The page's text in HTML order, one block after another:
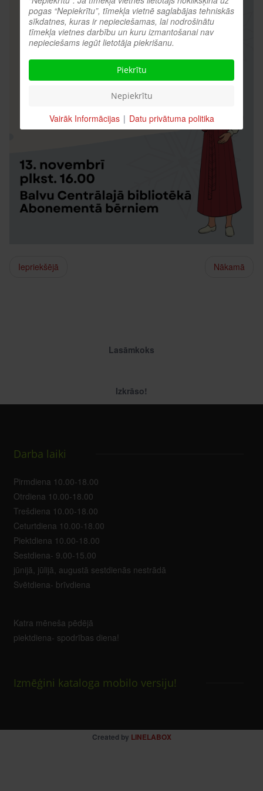
Iepriekšējā Nākamā
Lasāmkoks
Izkrāso!
Darba laiki
Pirmdiena 10.00-18.00
Otrdiena 10.00-18.00
Trešdiena 10.00-18.00
Ceturtdiena 10.00-18.00
Piektdiena 10.00-18.00
Sestdiena- 9.00-15.00
jūnijā, jūlijā, augustā sestdienās nestrādā
Svētdiena- brīvdiena
Katra mēneša pēdējā
piektdiena- spodrības diena!
Izmēģini kataloga mobilo versiju!
Created by LINELABOX
pogas “Nepiekrītu”, tīmekļa vietnē saglabājas tehniskās
sīkdatnes, kuras ir nepieciešamas, lai nodrošinātu
tīmekļa vietnes darbību un kuru izmantošanai nav
nepieciešams iegūt lietotāja piekrišanu.
Piekrītu
Nepiekrītu
Vairāk Informācijas | Datu privātuma politika